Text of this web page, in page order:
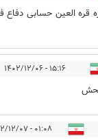
العین حسابی دفاع
۱۵:۱۶ - ۱۴۰۲/۱۲/۰۶
۰۱:۰۸ - ۱۴۰۲/۱۲/۰۷